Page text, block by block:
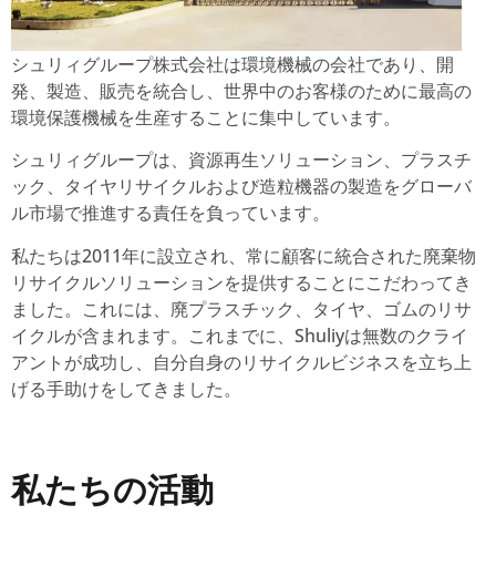
シュリィグループ株式会社は環境機械の会社であり、開
発、製造、販売を統合し、世界中のお客様のために最高の
環境保護機械を生産することに集中しています。
シュリィグループは、資源再生ソリューション、プラスチ
ック、タイヤリサイクルおよび造粒機器の製造をグローバ
ル市場で推進する責任を負っています。
私たちは2011年に設立され、常に顧客に統合された廃棄物
リサイクルソリューションを提供することにこだわってき
ました。これには、廃プラスチック、タイヤ、ゴムのリサ
イクルが含まれます。これまでに、Shuliyは無数のクライ
アントが成功し、自分自身のリサイクルビジネスを立ち上
げる手助けをしてきました。
私たちの活動